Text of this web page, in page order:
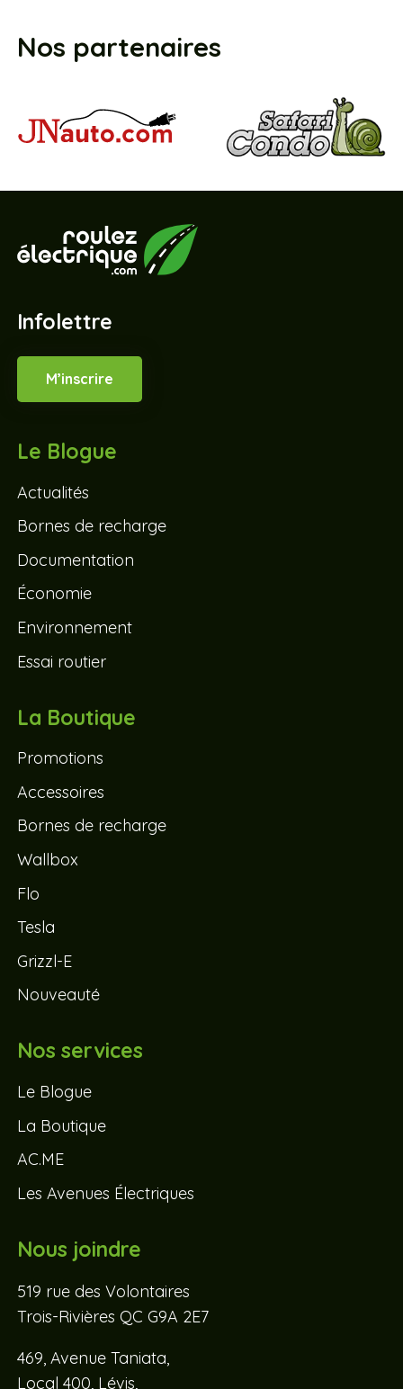
Nos partenaires
Infolettre
M’inscrire
Le Blogue
Actualités
Bornes de recharge
Documentation
Économie
Environnement
Essai routier
La Boutique
Promotions
Accessoires
Bornes de recharge
Wallbox
Flo
Tesla
Grizzl-E
Nouveauté
Nos services
Le Blogue
La Boutique
AC.ME
Les Avenues Électriques
Nous joindre
519 rue des Volontaires
Trois-Rivières QC G9A 2E7
469, Avenue Taniata,
Local 400, Lévis,